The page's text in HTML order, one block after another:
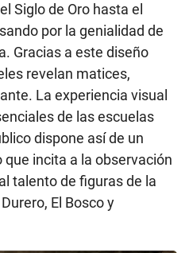
Siglo de Oro hasta el
por la genialidad de
Gracias a este diseño
revelan matices,
La experiencia visual
de las escuelas
dispone así de un
incita a la observación
talento de figuras de la
El Bosco y